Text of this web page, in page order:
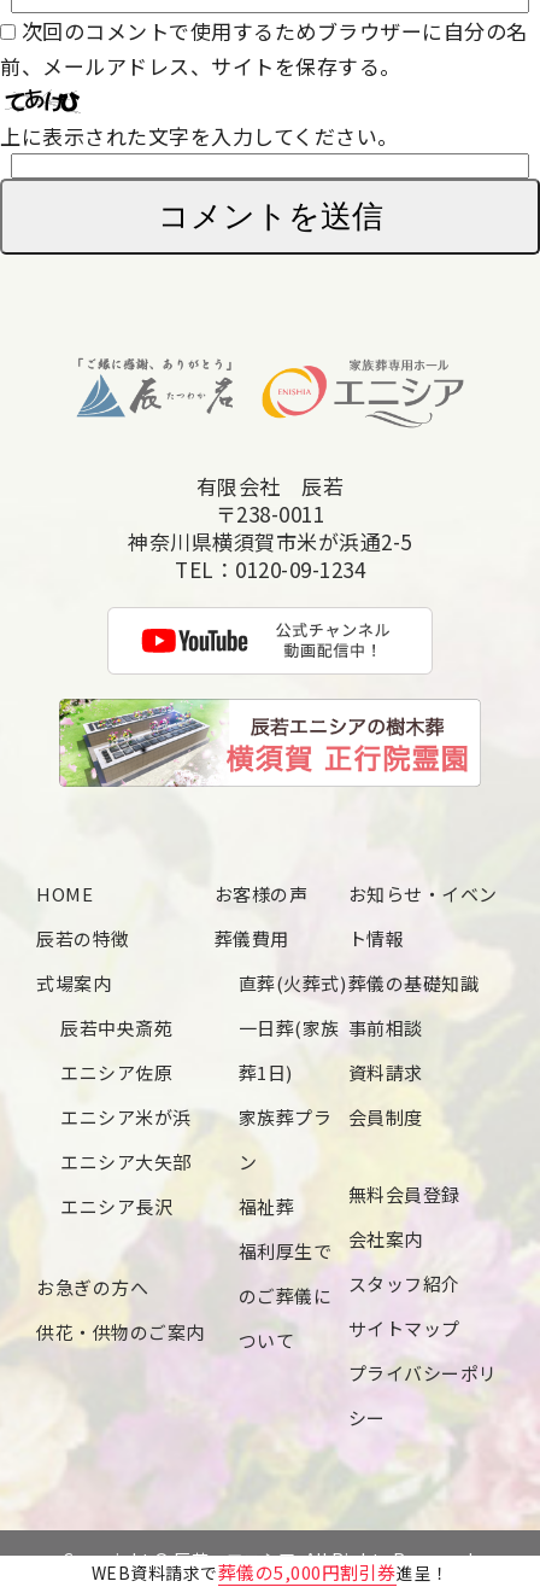
WEB資料請求で葬儀の5,000円割引券進呈！
次回のコメントで使用するためブラウザーに自分の名
前、メールアドレス、サイトを保存する。
上に表示された文字を入力してください。
有限会社 辰若
〒238-0011
神奈川県横須賀市米が浜通2-5
TEL： 0120-09-1234
HOME
辰若の特徴
式場案内
辰若中央斎苑
エニシア佐原
エニシア米が浜
エニシア大矢部
エニシア長沢
お急ぎの方へ
供花・供物のご案内
お客様の声
葬儀費用
直葬(火葬式)
一日葬(家族
葬1日)
家族葬プラ
ン
福祉葬
福利厚生で
のご葬儀に
ついて
お知らせ・イベン
ト情報
葬儀の基礎知識
事前相談
資料請求
会員制度
無料会員登録
会社案内
スタッフ紹介
サイトマップ
プライバシーポリ
シー
Copyright © 辰若・エニシア. All Rights Reserved.